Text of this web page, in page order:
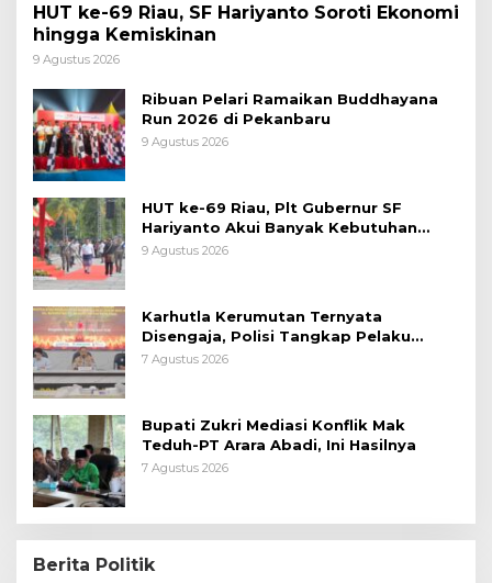
HUT ke-69 Riau, SF Hariyanto Soroti Ekonomi
hingga Kemiskinan
9 Agustus 2026
Ribuan Pelari Ramaikan Buddhayana
Run 2026 di Pekanbaru
9 Agustus 2026
HUT ke-69 Riau, Plt Gubernur SF
Hariyanto Akui Banyak Kebutuhan
Warga Belum Terpenuhi
9 Agustus 2026
Karhutla Kerumutan Ternyata
Disengaja, Polisi Tangkap Pelaku
Pembakar Lahan
7 Agustus 2026
Bupati Zukri Mediasi Konflik Mak
Teduh-PT Arara Abadi, Ini Hasilnya
7 Agustus 2026
Berita Politik